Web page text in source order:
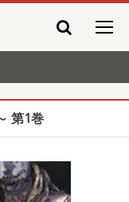
第1巻